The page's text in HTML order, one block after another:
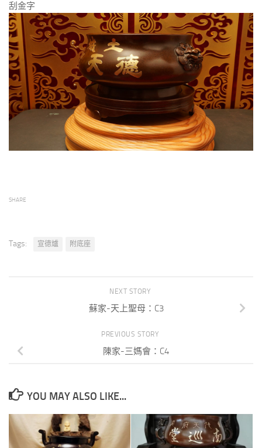
刮金字
SHARE
Tags: 宣德爐 附底座
NEXT STORY
蘇家-天上聖母：C3
PREVIOUS STORY
陳家-三媽會：C4
YOU MAY ALSO LIKE...